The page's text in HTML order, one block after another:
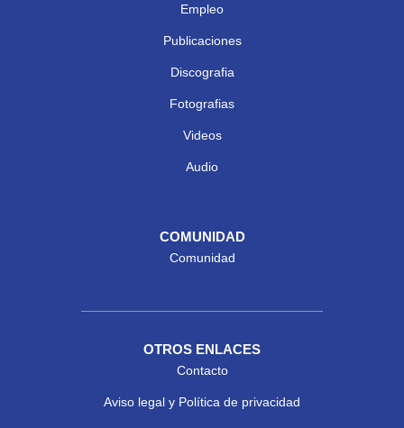
Empleo
Publicaciones
Discografia
Fotografias
Videos
Audio
COMUNIDAD
Comunidad
OTROS ENLACES
Contacto
Aviso legal y Política de privacidad